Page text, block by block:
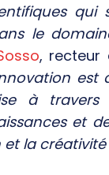
qui
le
, recteur
est
à
et
la créativité